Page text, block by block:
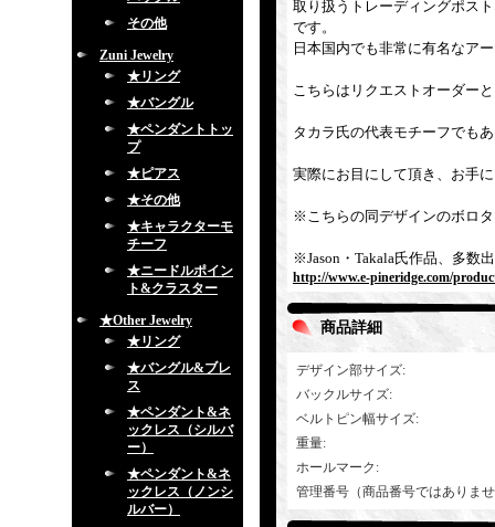
その他
Zuni Jewelry
★リング
★バングル
★ペンダントトッ
プ
★ピアス
★その他
★キャラクターモ
チーフ
★ニードルポイン
ト&クラスター
★Other Jewelry
★リング
★バングル&ブレ
ス
★ペンダント&ネ
ックレス（シルバ
ー）
★ペンダント&ネ
ックレス（ノンシ
ルバー）
取り扱うトレーディングポス
です。
日本国内でも非常に有名なア
こちらはリクエストオーダー
タカラ氏の代表モチーフでも
実際にお目にして頂き、お手
※こちらの同デザインのボロ
※Jason・Takala氏作品、多数
http://www.e-pineridge.com/
商品詳細
デザイン部サイズ:
バックルサイズ:
ベルトピン幅サイズ:
重量:
ホールマーク :
管理番号（商品番号ではありま